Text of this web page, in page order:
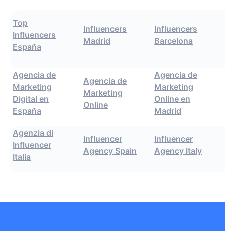
Top
Influencers
España
Influencers
Madrid
Influencers
Barcelona
Agencia de
Marketing
Digital en
España
Agencia de
Marketing
Online
Agencia de
Marketing
Online en
Madrid
Agenzia di
Influencer
Italia
Influencer
Agency Spain
Influencer
Agency Italy